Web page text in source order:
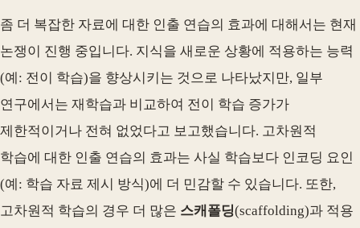
좀 더 복잡한 자료에 대한 인출 연습의 효과에 대해서는 현재
논쟁이 진행 중입니다. 지식을 새로운 상황에 적용하는 능력
(예: 전이 학습)을 향상시키는 것으로 나타났지만, 일부
연구에서는 재학습과 비교하여 전이 학습 증가가
제한적이거나 전혀 없었다고 보고했습니다. 고차원적
학습에 대한 인출 연습의 효과는 사실 학습보다 인코딩 요인
(예: 학습 자료 제시 방식)에 더 민감할 수 있습니다. 또한,
고차원적 학습의 경우 더 많은 스캐폴딩(scaffolding)과 적용